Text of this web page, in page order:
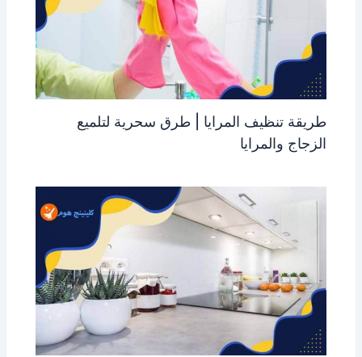
طريقة تنظيف المرايا | طرق سحرية لتلميع
الزجاج والمرايا